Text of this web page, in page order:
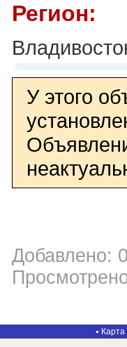
Регион:
У этого
Добавлено:
Карта